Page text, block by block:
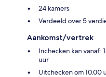
24 kamers
Verdeeld over 5
Aankomst/vertrek
Inchecken kan vanaf:
uur
Uitchecken om 10.00